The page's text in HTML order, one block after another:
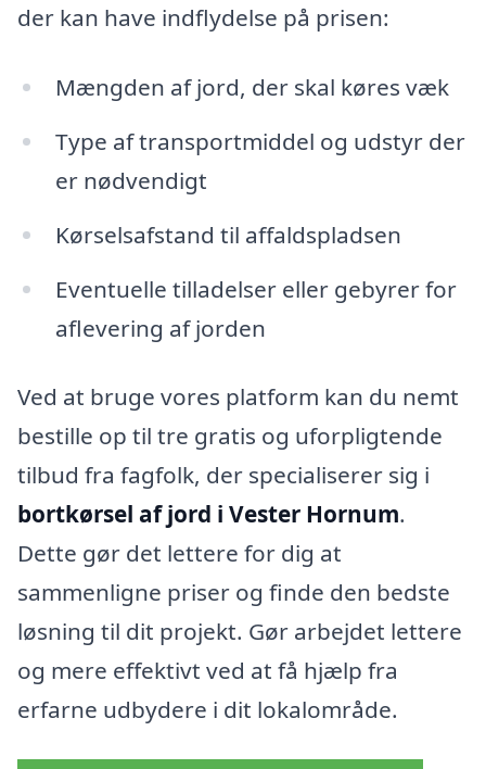
der kan have indflydelse på prisen:
Mængden af jord, der skal køres væk
Type af transportmiddel og udstyr der
er nødvendigt
Kørselsafstand til affaldspladsen
Eventuelle tilladelser eller gebyrer for
aflevering af jorden
Ved at bruge vores platform kan du nemt
bestille op til tre gratis og uforpligtende
tilbud fra fagfolk, der specialiserer sig i
bortkørsel af jord i Vester Hornum.
Dette gør det lettere for dig at
sammenligne priser og finde den bedste
løsning til dit projekt. Gør arbejdet lettere
og mere effektivt ved at få hjælp fra
erfarne udbydere i dit lokalområde.